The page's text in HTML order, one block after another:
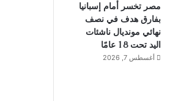
مصر تخسر أمام إسبانيا
بفارق هدف في نصف
نهائي مونديال ناشئات
اليد تحت 18 عامًا
أغسطس 7, 2026